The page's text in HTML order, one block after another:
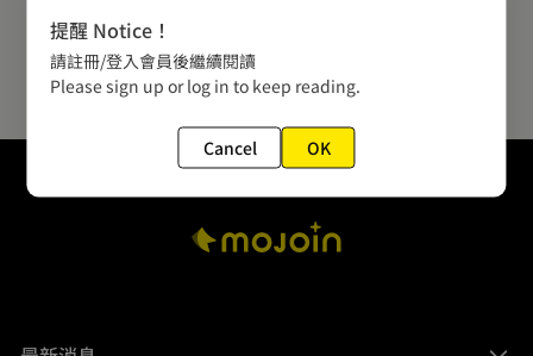
提醒 Notice！
請註冊/登入會員後繼續閱讀
Please sign up or log in to keep reading.
Cancel OK